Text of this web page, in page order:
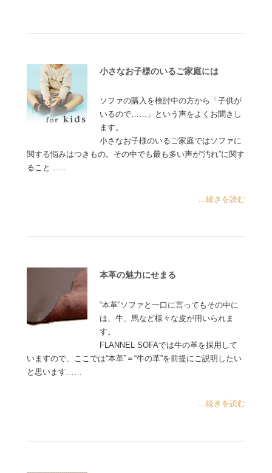
小さなお子様のいるご家庭には
ソファの購入を検討中の方から「子供が
いるので……」という声をよくお聞きし
ます。
小さなお子様のいるご家庭ではソファに
関する悩みはつきもの。その中でも最も多い声が“汚れ”に関す
ること……
...続きを読む
本革の魅力にせまる
“本革”ソファと一口に言ってもその中に
は、牛、馬など様々な皮が用いられま
す。
FLANNEL SOFAでは牛の革を採用して
いますので、ここでは“本革”＝“牛の革”を前提にご説明したい
と思います……
...続きを読む